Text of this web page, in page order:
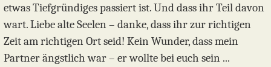
etwas Tiefgründiges passiert ist. Und dass ihr Teil davon
wart. Liebe alte Seelen – danke, dass ihr zur richtigen
Zeit am richtigen Ort seid! Kein Wunder, dass mein
Partner ängstlich war – er wollte bei euch sein ...